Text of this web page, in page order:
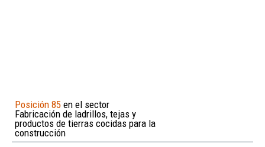
Posición 85 en el sector
Fabricación de ladrillos, tejas y
productos de tierras cocidas para la
construcción